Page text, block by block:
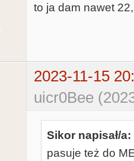
to ja dam nawet
2023-11-15
uicr0Bee
Sikor napisał/a:
pasuje też do